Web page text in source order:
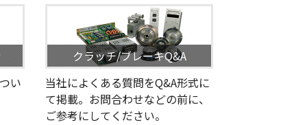
い
クラッチ/ブレーキQ&A
当社によくある質問をQ&A形式に
て掲載。お問合わせなどの前に、
ご参考にしてください。